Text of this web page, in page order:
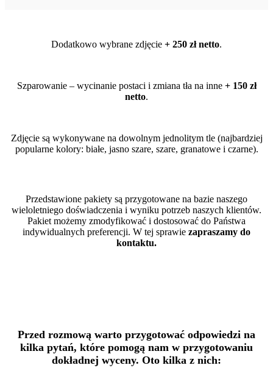
Dodatkowo wybrane zdjęcie + 250 zł netto.
Szparowanie – wycinanie postaci i zmiana tła na inne + 150 zł
netto.
Zdjęcie są wykonywane na dowolnym jednolitym tle (najbardziej
popularne kolory: białe, jasno szare, szare, granatowe i czarne).
Przedstawione pakiety są przygotowane na bazie naszego
wieloletniego doświadczenia i wyniku potrzeb naszych klientów.
Pakiet możemy zmodyfikować i dostosować do Państwa
indywidualnych preferencji. W tej sprawie zapraszamy do
kontaktu.
Przed rozmową warto przygotować odpowiedzi na
kilka pytań, które pomogą nam w przygotowaniu
dokładnej wyceny. Oto kilka z nich: